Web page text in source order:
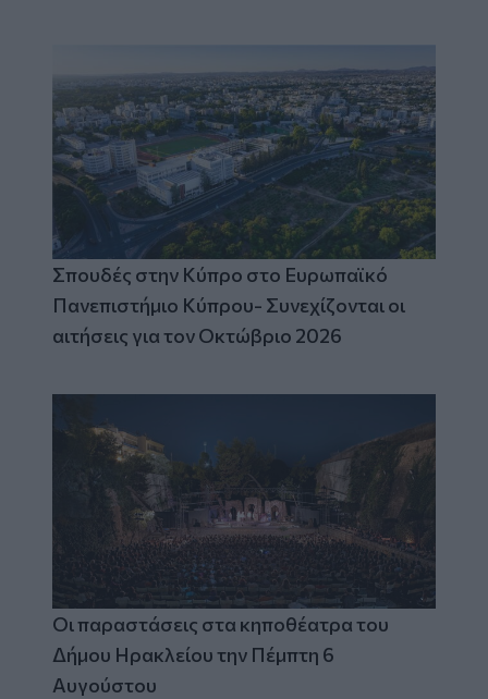
Σπουδές στην Κύπρο στο Ευρωπαϊκό
Πανεπιστήμιο Κύπρου- Συνεχίζονται οι
αιτήσεις για τον Οκτώβριο 2026
Οι παραστάσεις στα κηποθέατρα του
Δήμου Ηρακλείου την Πέμπτη 6
Αυγούστου